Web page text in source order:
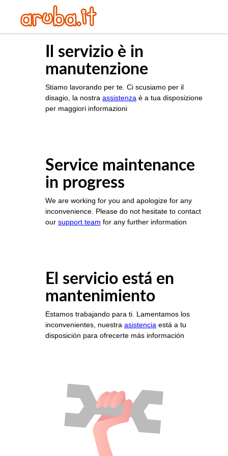
Il servizio è in
manutenzione
Stiamo lavorando per te. Ci scusiamo per il
disagio, la nostra assistenza è a tua disposizione
per maggiori informazioni
Service maintenance
in progress
We are working for you and apologize for any
inconvenience. Please do not hesitate to contact
our support team for any further information
El servicio está en
mantenimiento
Estamos trabajando para ti. Lamentamos los
inconvenientes, nuestra asistencia está a tu
disposición para ofrecerte más información